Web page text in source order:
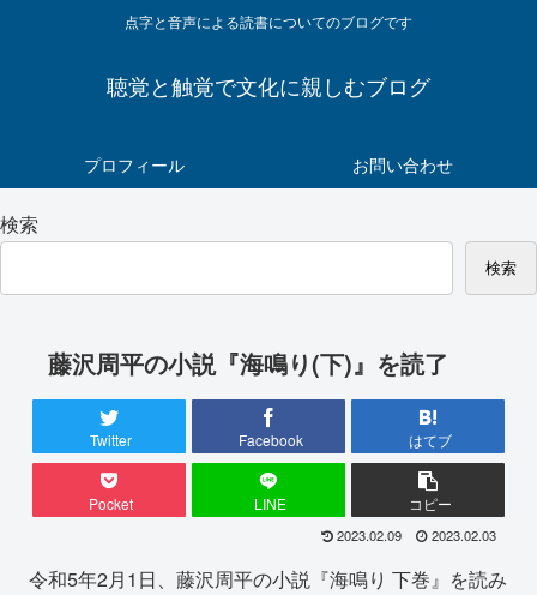
点字と音声による読書についてのブログです
聴覚と触覚で文化に親しむブログ
プロフィール お問い合わせ
検索
検索
藤沢周平の小説『海鳴り(下)』を読了
Twitter Facebook はてブ
Pocket LINE コピー
2023.02.09 2023.02.03
令和5年2月1日、藤沢周平の小説『海鳴り 下巻』を読み